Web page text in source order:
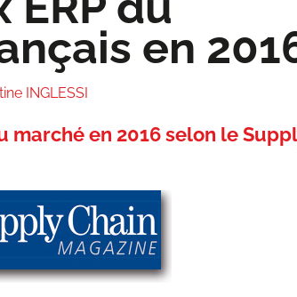
en
INGLESSI
marché en 2016 selon le